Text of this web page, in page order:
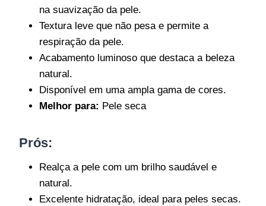
na suavização da pele.
Textura leve que não pesa e permite a
respiração da pele.
Acabamento luminoso que destaca a beleza
natural.
Disponível em uma ampla gama de cores.
Melhor para: Pele seca
Prós:
Realça a pele com um brilho saudável e
natural.
Excelente hidratação, ideal para peles secas.